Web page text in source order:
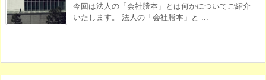
今回は法人の「会社謄本」とは何かについてご紹介
いたします。 法人の「会社謄本」と ...